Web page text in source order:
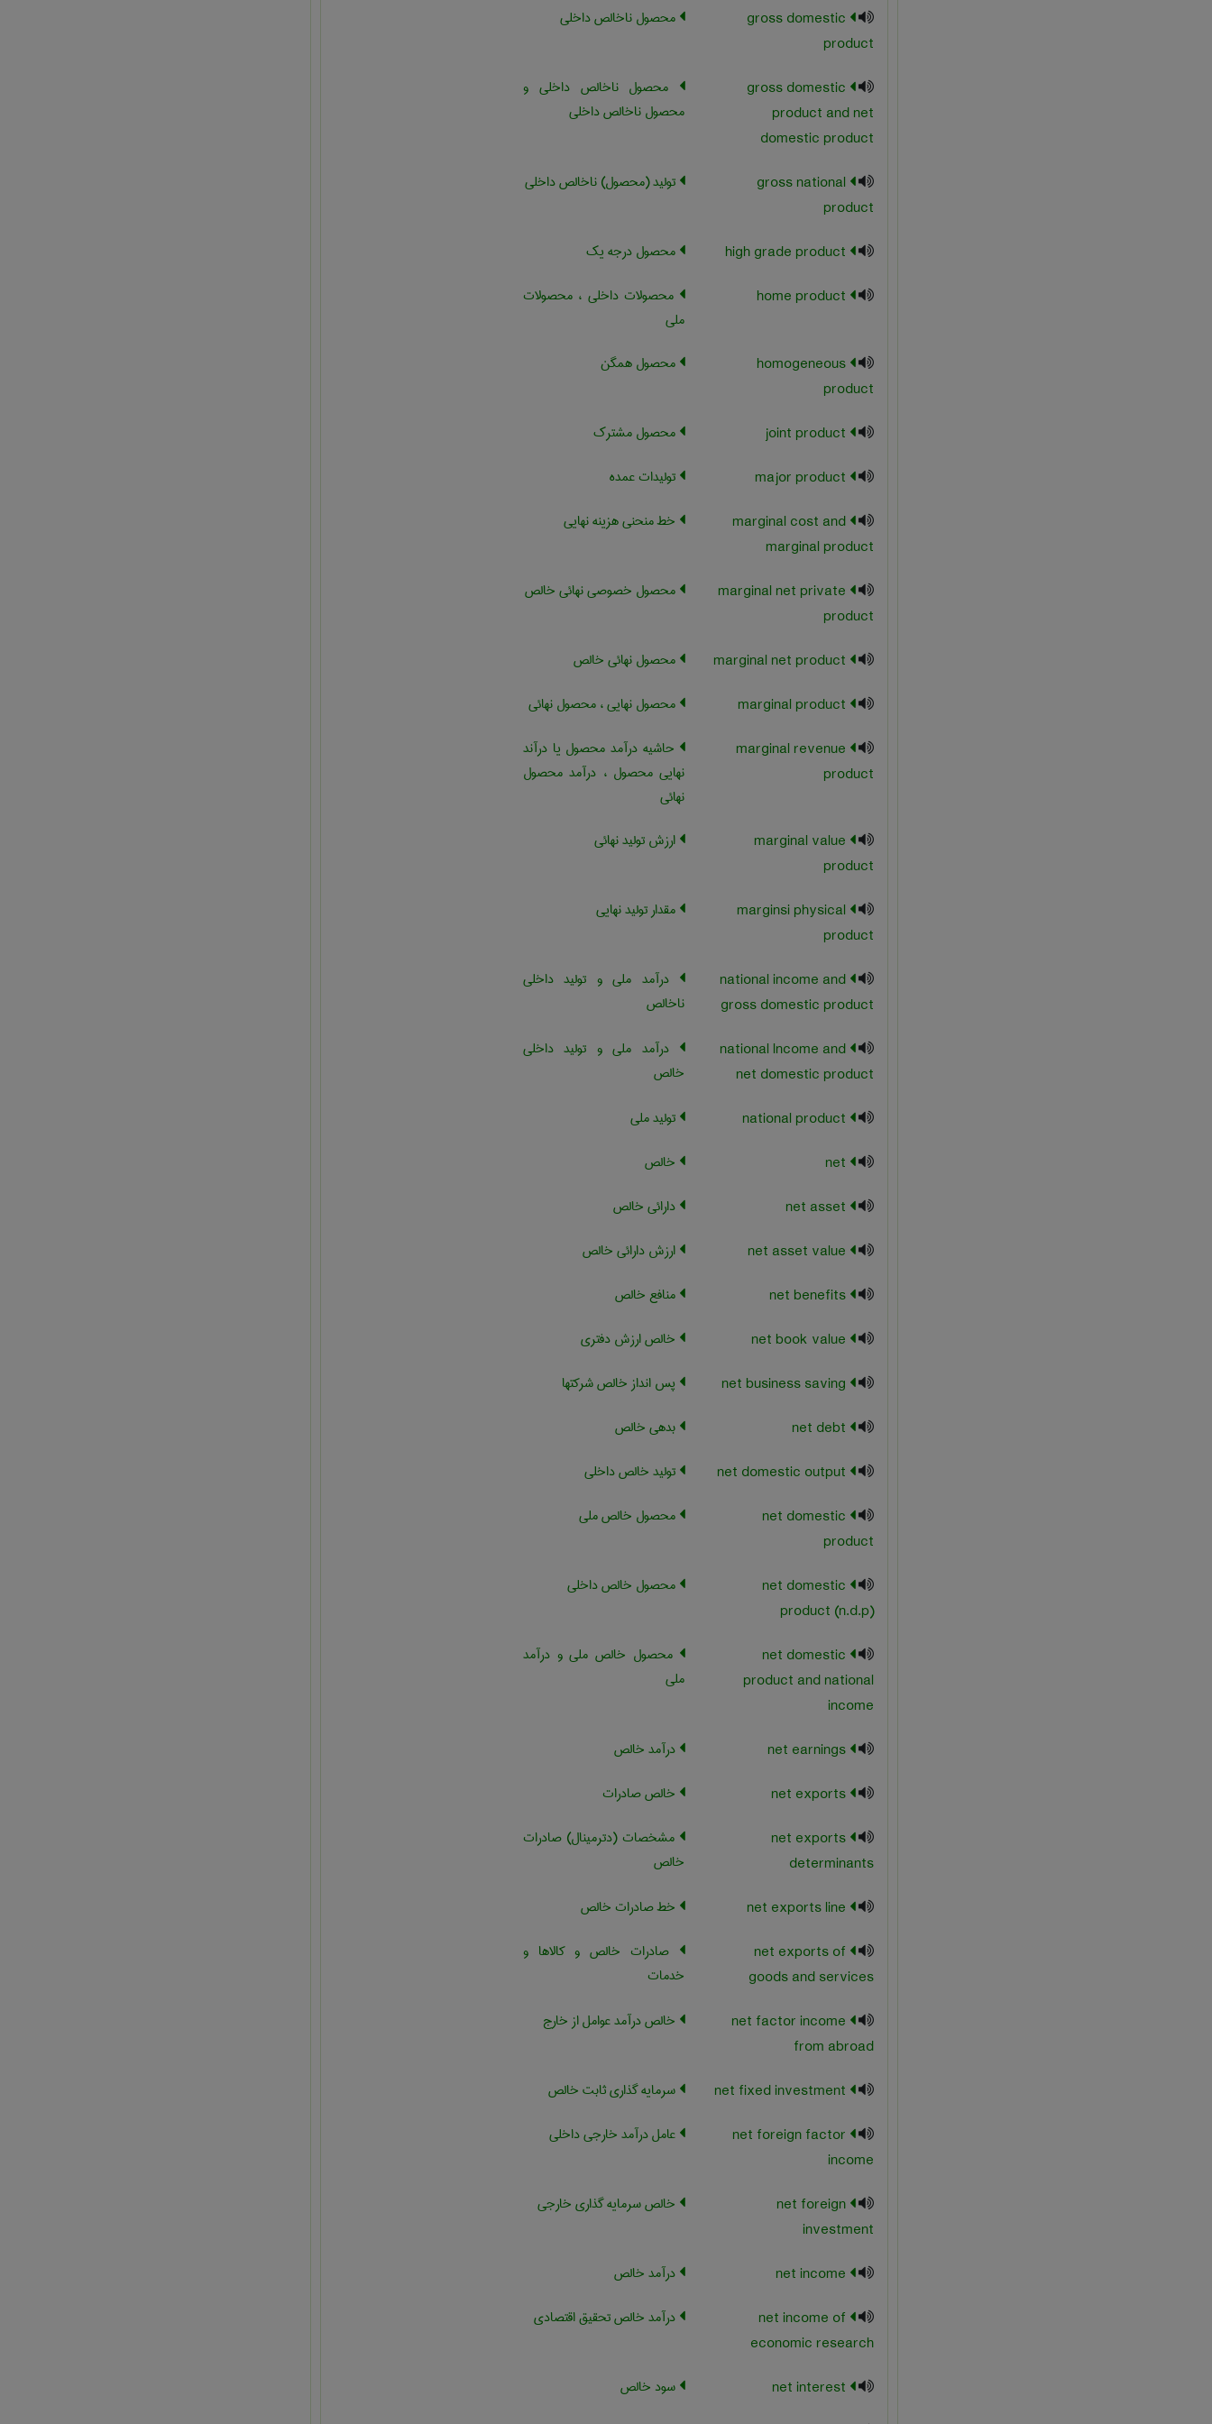
gross domestic
product
محصول ناخالص داخلی
gross domestic
product and net
domestic product
محصول ناخالص داخلی و
محصول ناخالص داخلی
gross national
product
تولید (محصول) ناخالص داخلی
محصول درجه یک
محصولات داخلی ، محصولات
ملی
homogeneous
product
محصول همگن
محصول مشترک
تولیدات عمده
marginal cost and
marginal product
خط منحنی هزینه نهایی
marginal net private
product
محصول خصوصی نهائی خالص
محصول نهائی خالص
محصول نهایی ، محصول نهائی
marginal revenue
product
حاشیه درآمد محصول یا درآند
نهایی محصول ، درآمد محصول
نهائی
marginal value
product
ارزش تولید نهائی
marginsi physical
product
مقدار تولید نهایی
national income and
gross domestic product
درآمد ملی و تولید داخلی
ناخالص
national lncome and
net domestic product
درآمد ملی و تولید داخلی
خالص
تولید ملی
خالص
دارائی خالص
ارزش دارائی خالص
net benefits
منافع خالص
خالص ارزش دفتری
پس انداز خالص شرکتها
بدهی خالص
تولید خالص داخلی
net domestic
product
محصول خالص ملی
net domestic
product (n.d.p)
محصول خالص داخلی
net domestic
product and national
income
محصول خالص ملی و درآمد
ملی
net earnings
درآمد خالص
net exports
خالص صادرات
net exports
determinants
مشخصات (دترمینال) صادرات
خالص
خط صادرات خالص
net exports of
goods and services
صادرات خالص و کالاها و
خدمات
net factor income
from abroad
خالص درآمد عوامل از خارج
سرمایه گذاری ثابت خالص
net foreign factor
income
عامل درآمد خارجی داخلی
net foreign
investment
خالص سرمایه گذاری خارجی
درآمد خالص
net income of
economic research
درآمد خالص تحقیق اقتصادی
سود خالص